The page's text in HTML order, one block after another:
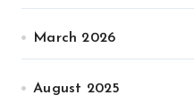
March 2026
August 2025